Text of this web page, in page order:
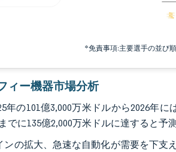
*免責事項:主要選手の並び
ィー機器市場分析
の101億3,000万米ドルから2026年に
でに135億2,000万米ドルに達すると予
の拡大、急速な自動化が需要を下支